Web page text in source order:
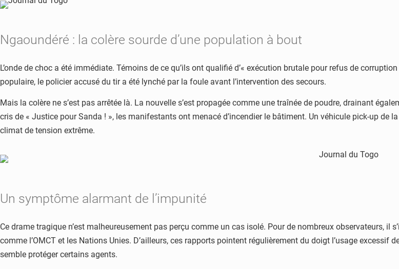
Ngaoundéré : la colère sourde d’une population à bout
L’onde de choc a été immédiate. Témoins de ce qu’ils ont qualifié d’« exécution brutale pour refus de
populaire, le policier accusé du tir a été lynché par la foule avant l’intervention des secours.
Mais la colère ne s’est pas arrêtée là. La nouvelle s’est propagée comme une traînée de poudre, drainant
cris de « Justice pour Sanda ! », les manifestants ont menacé d’incendier le bâtiment. Un véhicule pick-up de
climat de tension extrême.
Un symptôme alarmant de l’impunité
Ce drame tragique n’est malheureusement pas perçu comme un cas isolé. Pour de nombreux observateurs,
comme l’OMCT et les Nations Unies. D’ailleurs, ces rapports pointent régulièrement du doigt l’usage
semble protéger certains agents.